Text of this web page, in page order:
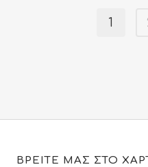
1
ΒΡΕΙΤΕ ΜΑΣ ΣΤΟ